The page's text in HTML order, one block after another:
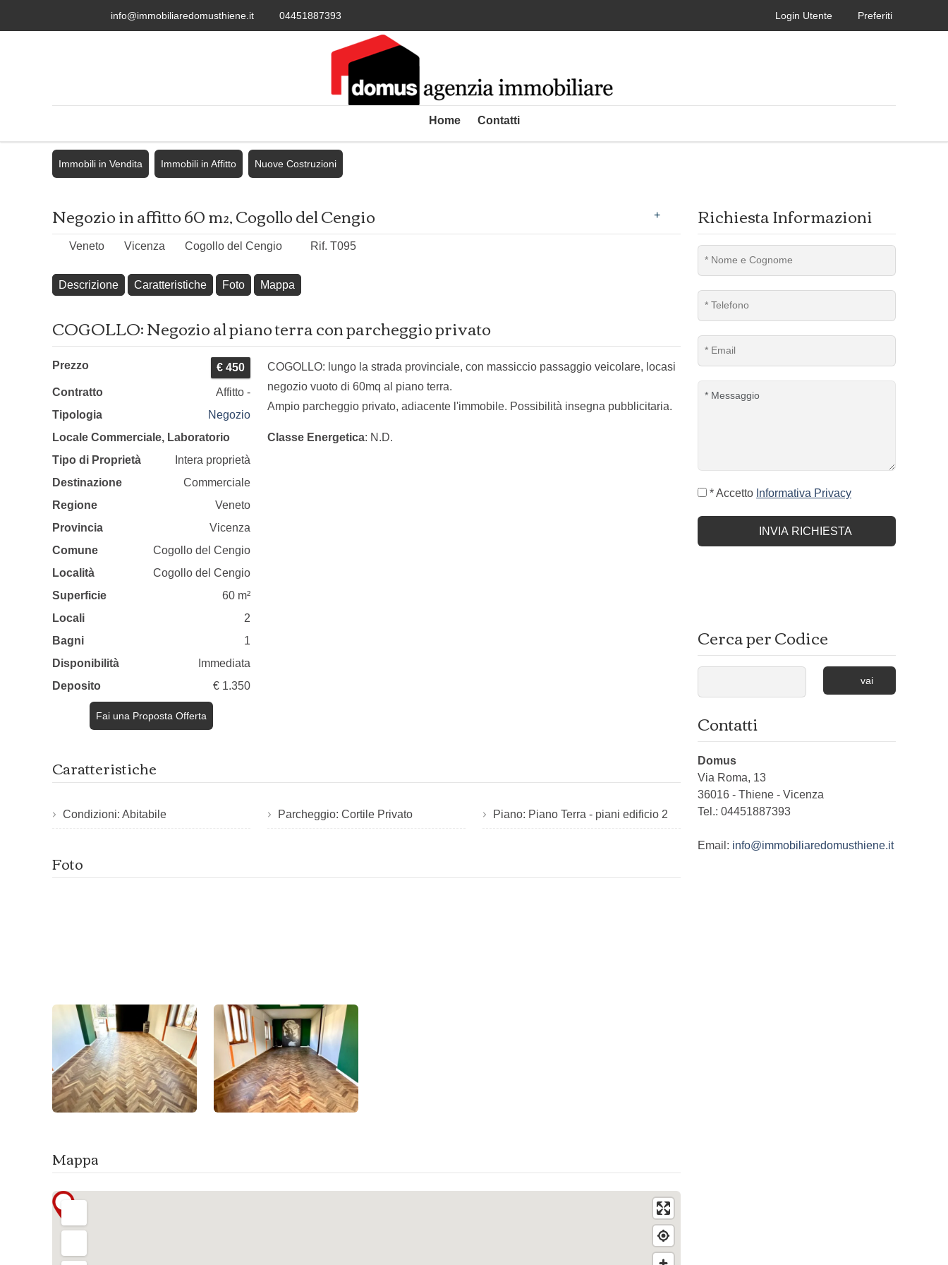
info@immobiliaredomusthiene.it 04451887393 Login Utente Preferiti
Home Contatti
Immobili in Vendita Immobili in Affitto Nuove Costruzioni
Negozio in affitto 60 m², Cogollo del Cengio
Veneto Vicenza Cogollo del Cengio Rif. T095
+
Descrizione Caratteristiche Foto Mappa
COGOLLO: Negozio al piano terra con parcheggio privato
Prezzo € 450
Contratto
Affitto -
Tipologia
Negozio
Locale Commerciale, Laboratorio
Tipo di Proprietà
Intera proprietà
Destinazione
Commerciale
Regione
Veneto
Provincia
Vicenza
Comune
Cogollo del Cengio
Località
Cogollo del Cengio
Superficie
60 m²
Locali
2
Bagni
1
Disponibilità
Immediata
Deposito
€ 1.350
Fai una Proposta Offerta
COGOLLO: lungo la strada provinciale, con massiccio passaggio veicolare, locasi
negozio vuoto di 60mq al piano terra.
Ampio parcheggio privato, adiacente l'immobile. Possibilità insegna pubblicitaria.
Classe Energetica: N.D.
Caratteristiche
Condizioni: Abitabile Parcheggio: Cortile Privato Piano: Piano Terra - piani edificio 2
Foto
Mappa
Richiesta Informazioni
* Accetto Informativa Privacy
INVIA RICHIESTA
Cerca per Codice
vai
Contatti
Domus
Via Roma, 13
36016 - Thiene - Vicenza
Tel.: 04451887393
Email: info@immobiliaredomusthiene.it